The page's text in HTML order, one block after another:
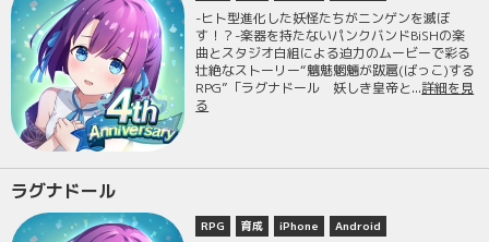
-ヒト型進化した妖怪たちがニンゲンを滅ぼ
す！？-楽器を持たないパンクバンドBiSHの楽
曲とスタジオ白組による迫力のムービーで彩る
壮絶なストーリー“魑魅魍魎が跋扈(ばっこ)する
RPG”「ラグナドール 妖しき皇帝と...詳細を見
る
ラグナドール
RPG 育成 iPhone Android